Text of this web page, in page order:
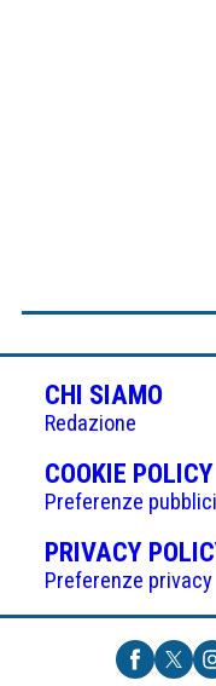
CHI SIAMO
Redazione
COOKIE POLICY
Preferenze
PRIVACY
Preferenze privacy